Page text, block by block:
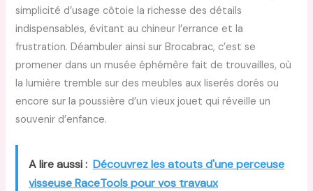
simplicité d’usage côtoie la richesse des détails
indispensables, évitant au chineur l’errance et la
frustration. Déambuler ainsi sur Brocabrac, c’est se
promener dans un musée éphémère fait de trouvailles, où
la lumière tremble sur des meubles aux liserés dorés ou
encore sur la poussière d’un vieux jouet qui réveille un
souvenir d’enfance.
A lire aussi : Découvrez les atouts d'une perceuse
visseuse RaceTools pour vos travaux